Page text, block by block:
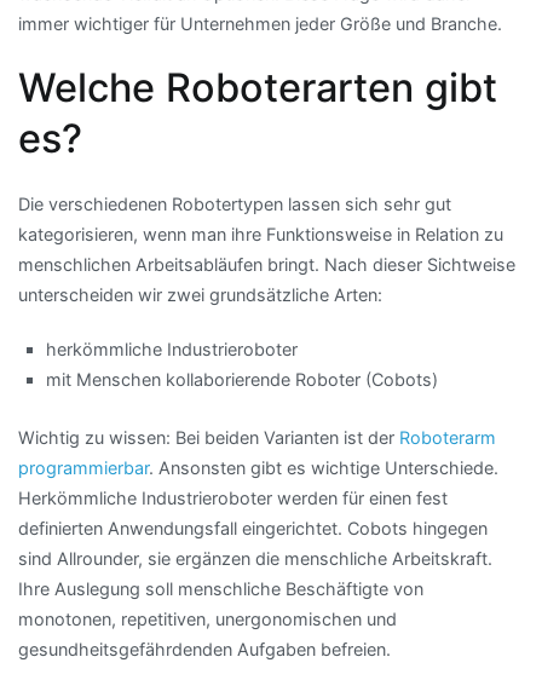
immer wichtiger für Unternehmen jeder Größe und Branche.
Welche Roboterarten gibt
es?
Die verschiedenen Robotertypen lassen sich sehr gut
kategorisieren, wenn man ihre Funktionsweise in Relation zu
menschlichen Arbeitsabläufen bringt. Nach dieser Sichtweise
unterscheiden wir zwei grundsätzliche Arten:
herkömmliche Industrieroboter
mit Menschen kollaborierende Roboter (Cobots)
Wichtig zu wissen: Bei beiden Varianten ist der Roboterarm
programmierbar. Ansonsten gibt es wichtige Unterschiede.
Herkömmliche Industrieroboter werden für einen fest
definierten Anwendungsfall eingerichtet. Cobots hingegen
sind Allrounder, sie ergänzen die menschliche Arbeitskraft.
Ihre Auslegung soll menschliche Beschäftigte von
monotonen, repetitiven, unergonomischen und
gesundheitsgefährdenden Aufgaben befreien.